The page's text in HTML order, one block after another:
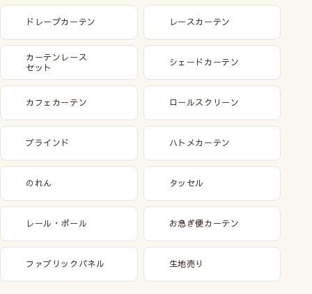
ルに取付けます。製品幅は
レールの幅から左右2cmず
つマイナスです。カーテン
レールの耐重量に注意して
お選びください。
シェードの取付け方法
サイズの測り方
ドレープカーテン レースカーテン
カーテンレース
セット
シェードカーテン
カフェカーテン ロールスクリーン
ブラインド ハトメカーテン
のれん タッセル
レール・ポール お急ぎ便カーテン
ファブリックパネル 生地売り